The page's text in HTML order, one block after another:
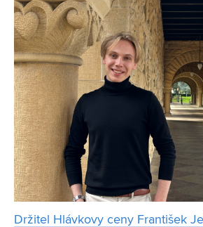
Držitel Hlávkovy ceny František